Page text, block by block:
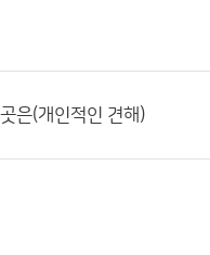
은(개인적인 견해)